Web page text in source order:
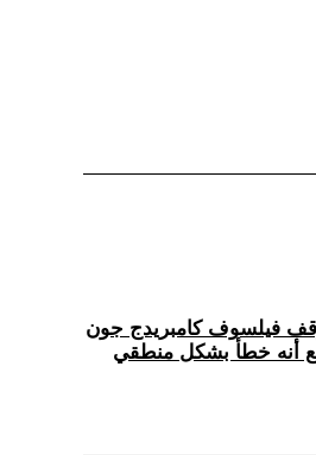
فيلسوف كامبريدج جون
أنه خطأ بشكل منطقي